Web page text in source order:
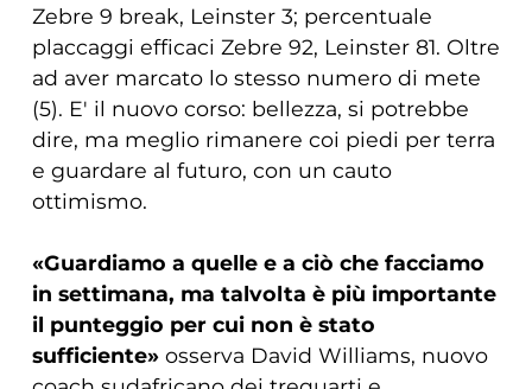
Zebre 9 break, Leinster 3; percentuale
placcaggi efficaci Zebre 92, Leinster 81. Oltre
ad aver marcato lo stesso numero di mete
(5). E' il nuovo corso: bellezza, si potrebbe
dire, ma meglio rimanere coi piedi per terra
e guardare al futuro, con un cauto
ottimismo.
«Guardiamo a quelle e a ciò che facciamo
in settimana, ma talvolta è più importante
il punteggio per cui non è stato
sufficiente»osserva David Williams, nuovo